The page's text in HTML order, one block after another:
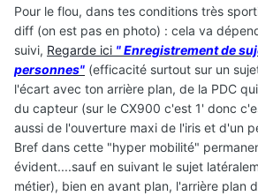
Pour le flou, dans tes conditions très
diff (on est pas en photo) : cela va
suivi, Regarde ici " Enregistrement de
personnes" (efficacité surtout sur un
l'écart avec ton arrière plan, de la PDC
du capteur (sur le CX900 c'est 1' donc
aussi de l'ouverture maxi de l'iris et d'un
Bref dans cette "hyper mobilité"
évident....sauf en suivant le sujet
métier), bien en avant plan, l'arrière plan